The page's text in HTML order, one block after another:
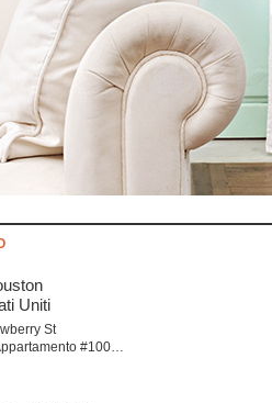
Uniti
St
L'Appartamento #100Houston